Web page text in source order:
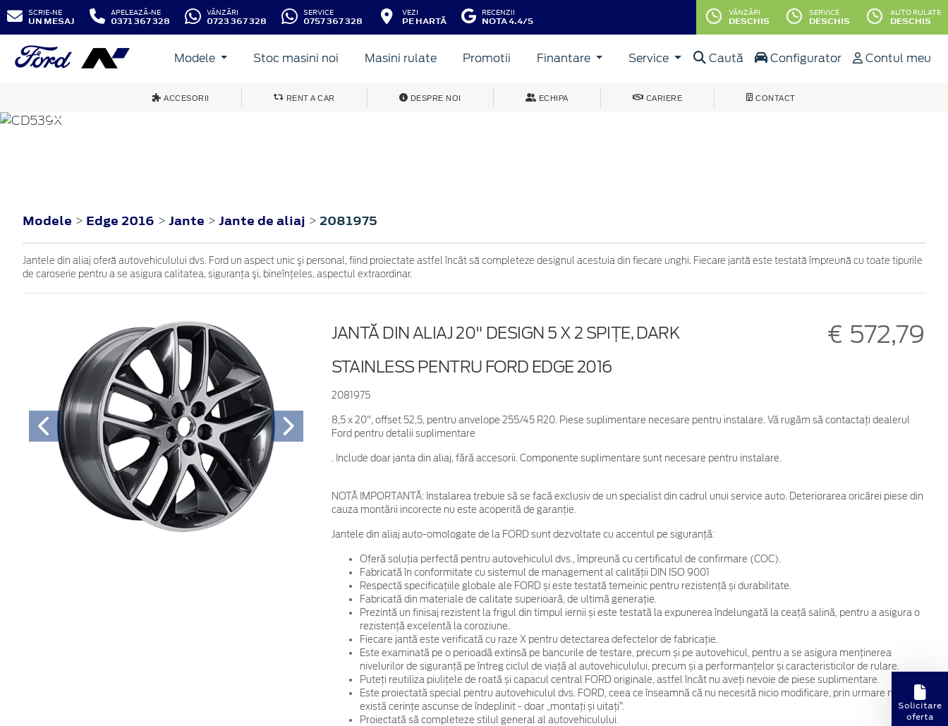
SCRIE-NE
UN MESAJ
APELEAZĂ-NE
0371 367 328
VÂNZĂRI
0723 367 328
SERVICE
0757 367 328
VEZI
PE HARTĂ
RECENZII
NOTA 4.4/5
VÂNZĂRI
DESCHIS
SERVICE
DESCHIS
AUTO RULATE
DESCHIS
Modele Stoc masini noi Masini rulate Promotii Finantare Service Caută Configurator Contul meu
ACCESORII RENT A CAR DESPRE NOI ECHIPA CARIERE CONTACT
EDGE
Modele > Edge 2016 > Jante > Jante de aliaj > 2081975
Jantele din aliaj oferă autovehiculului dvs. Ford un aspect unic şi personal, fiind proiectate astfel încât să completeze designul acestuia din fiecare unghi. Fiecare jantă este testată împreună cu toate tipurile
de caroserie pentru a se asigura calitatea, siguranţa şi, bineînţeles, aspectul extraordinar.
JANTĂ DIN ALIAJ 20" DESIGN 5 X 2 SPIȚE, DARK
STAINLESS PENTRU FORD EDGE 2016
2081975
€ 572,79
8,5 x 20", offset 52,5, pentru anvelope 255/45 R20. Piese suplimentare necesare pentru instalare. Vă rugăm să contactați dealerul
Ford pentru detalii suplimentare
. Include doar janta din aliaj, fără accesorii. Componente suplimentare sunt necesare pentru instalare.
NOTĂ IMPORTANTĂ:Instalarea trebuie să se facă exclusiv de un specialist din cadrul unui service auto. Deteriorarea oricărei piese din
cauza montării incorecte nu este acoperită de garanţie.
Jantele din aliaj auto-omologate de la FORD sunt dezvoltate cu accentul pe siguranță:
Oferă soluția perfectă pentru autovehiculul dvs., împreună cu certificatul de confirmare (COC).
Fabricată în conformitate cu sistemul de management al calității DIN ISO 9001
Respectă specificațiile globale ale FORD și este testată temeinic pentru rezistență și durabilitate.
Fabricată din materiale de calitate superioară, de ultimă generație.
Prezintă un finisaj rezistent la frigul din timpul iernii și este testată la expunerea îndelungată la ceață salină, pentru a asigura o
rezistență excelentă la coroziune.
Fiecare jantă este verificată cu raze X pentru detectarea defectelor de fabricație.
Este examinată pe o perioadă extinsă pe bancurile de testare, precum și pe autovehicul, pentru a se asigura menținerea
nivelurilor de siguranță pe întreg ciclul de viață al autovehiculului, precum și a performanțelor și caracteristicilor de rulare.
Puteți reutiliza piulițele de roată și capacul central FORD originale, astfel încât nu aveți nevoie de piese suplimentare.
Este proiectată special pentru autovehiculul dvs. FORD, ceea ce înseamnă că nu necesită nicio modificare, prin urmare nu
există cerințe ascunse de îndeplinit - doar „montați și uitați”.
Proiectată să completeze stilul general al autovehiculului.
Solicitare
oferta